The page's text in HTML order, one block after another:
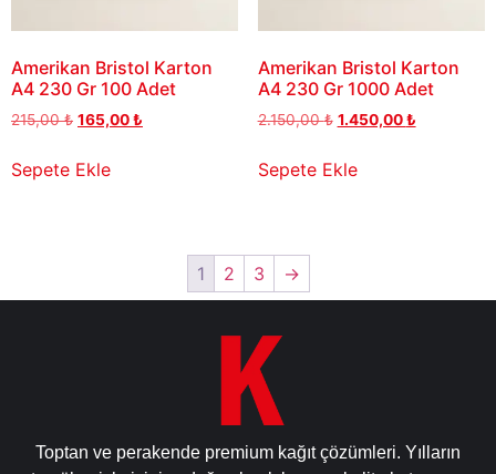
Amerikan Bristol Karton
A4 230 Gr 100 Adet
215,00₺ 165,00₺
Sepete Ekle
Amerikan Bristol Karton
A4 230 Gr 1000 Adet
2.150,00₺ 1.450,00₺
Sepete Ekle
1 2 3 →
Toptan ve perakende premium kağıt çözümleri. Yılların